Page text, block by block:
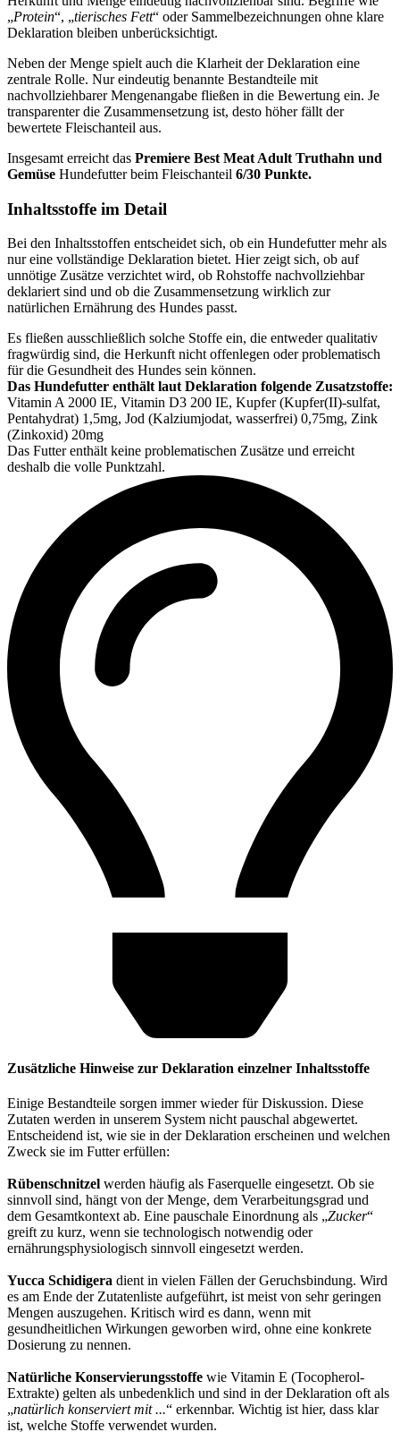
„Protein“, „tierisches Fett“ oder Sammelbezeichnungen ohne klare
Deklaration bleiben unberücksichtigt.
Neben der Menge spielt auch die Klarheit der Deklaration eine
zentrale Rolle. Nur eindeutig benannte Bestandteile mit
nachvollziehbarer Mengenangabe fließen in die Bewertung ein. Je
transparenter die Zusammensetzung ist, desto höher fällt der
bewertete Fleischanteil aus.
Insgesamt erreicht das Premiere Best Meat Adult Truthahn und
Gemüse Hundefutter beim Fleischanteil 6/30 Punkte.
Inhaltsstoffe im Detail
Bei den Inhaltsstoffen entscheidet sich, ob ein Hundefutter mehr als
nur eine vollständige Deklaration bietet. Hier zeigt sich, ob auf
unnötige Zusätze verzichtet wird, ob Rohstoffe nachvollziehbar
deklariert sind und ob die Zusammensetzung wirklich zur
natürlichen Ernährung des Hundes passt.
Es fließen ausschließlich solche Stoffe ein, die entweder qualitativ
fragwürdig sind, die Herkunft nicht offenlegen oder problematisch
für die Gesundheit des Hundes sein können.
Das Hundefutter enthält laut Deklaration folgende Zusatzstoffe:
Vitamin A 2000 IE, Vitamin D3 200 IE, Kupfer (Kupfer(II)-sulfat,
Pentahydrat) 1,5mg, Jod (Kalziumjodat, wasserfrei) 0,75mg, Zink
(Zinkoxid) 20mg
Das Futter enthält keine problematischen Zusätze und erreicht
deshalb die volle Punktzahl.
Zusätzliche Hinweise zur Deklaration einzelner Inhaltsstoffe
Einige Bestandteile sorgen immer wieder für Diskussion. Diese
Zutaten werden in unserem System nicht pauschal abgewertet.
Entscheidend ist, wie sie in der Deklaration erscheinen und welchen
Zweck sie im Futter erfüllen:
Rübenschnitzel werden häufig als Faserquelle eingesetzt. Ob sie
sinnvoll sind, hängt von der Menge, dem Verarbeitungsgrad und
dem Gesamtkontext ab. Eine pauschale Einordnung als „Zucker“
greift zu kurz, wenn sie technologisch notwendig oder
ernährungsphysiologisch sinnvoll eingesetzt werden.
Yucca Schidigera dient in vielen Fällen der Geruchsbindung. Wird
es am Ende der Zutatenliste aufgeführt, ist meist von sehr geringen
Mengen auszugehen. Kritisch wird es dann, wenn mit
gesundheitlichen Wirkungen geworben wird, ohne eine konkrete
Dosierung zu nennen.
Natürliche Konservierungsstoffe wie Vitamin E (Tocopherol-
Extrakte) gelten als unbedenklich und sind in der Deklaration oft als
„natürlich konserviert mit ...“ erkennbar. Wichtig ist hier, dass klar
ist, welche Stoffe verwendet wurden.